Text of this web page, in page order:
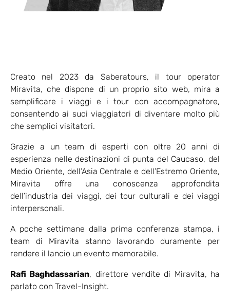
Creato nel 2023 da Saberatours, il tour operator
Miravita, che dispone di un proprio sito web, mira a
semplificare i viaggi e i tour con accompagnatore,
consentendo ai suoi viaggiatori di diventare molto più
che semplici visitatori.
Grazie a un team di esperti con oltre 20 anni di
esperienza nelle destinazioni di punta del Caucaso, del
Medio Oriente, dell’Asia Centrale e dell’Estremo Oriente,
Miravita offre una conoscenza approfondita
dell’industria dei viaggi, dei tour culturali e dei viaggi
interpersonali.
A poche settimane dalla prima conferenza stampa, i
team di Miravita stanno lavorando duramente per
rendere il lancio un evento memorabile.
Rafi Baghdassarian, direttore vendite di Miravita, ha
parlato con Travel-Insight.